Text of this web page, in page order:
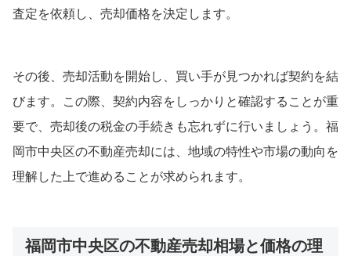
査定を依頼し、売却価格を決定します。
その後、売却活動を開始し、買い手が見つかれば契約を結
びます。この際、契約内容をしっかりと確認することが重
要で、売却後の税金の手続きも忘れずに行いましょう。福
岡市中央区の不動産売却には、地域の特性や市場の動向を
理解した上で進めることが求められます。
福岡市中央区の不動産売却相場と価格の理